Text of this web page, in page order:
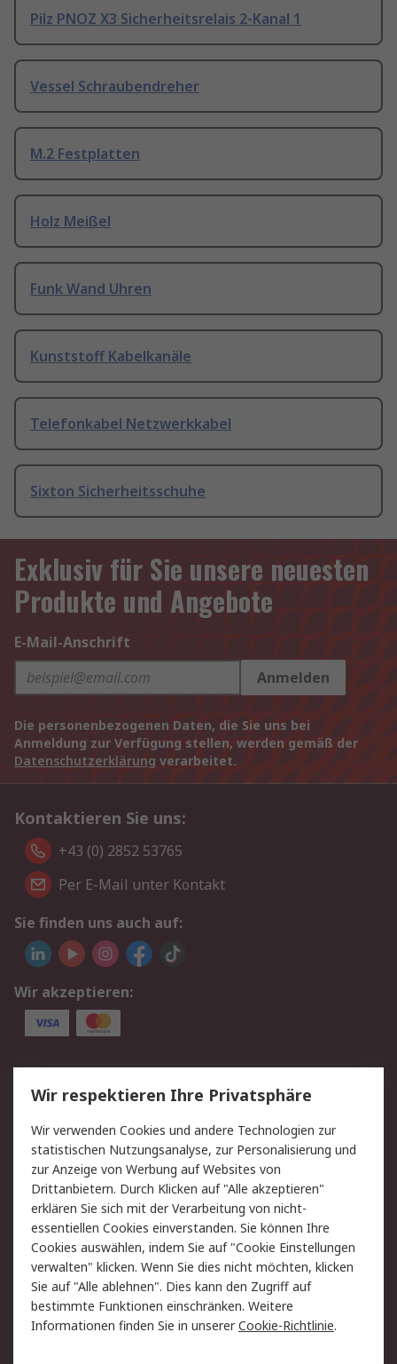
Pilz PNOZ X3 Sicherheitsrelais 2-Kanal 1
Vessel Schraubendreher
M.2 Festplatten
Holz Meißel
Funk Wand Uhren
Kunststoff Kabelkanäle
Telefonkabel Netzwerkkabel
Sixton Sicherheitsschuhe
Exklusiv für Sie unsere neuesten
Produkte und Angebote
E-Mail-Anschrift
Anmelden
Die personenbezogenen Daten, die Sie uns bei
Anmeldung zur Verfügung stellen, werden gemäß der
Datenschutzerklärung verarbeitet.
Kontaktieren Sie uns:
+43 (0) 2852 53765
Per E-Mail unter Kontakt
Sie finden uns auch auf:
Wir akzeptieren:
Service
Value Added Services
Lieferlösungen
Rücksendung/Entsorgung Kontakt
Hilfe
Rechtliches
RS Verkaufs- und
Lieferbedingungen
Datenschutz
Cookie-Richtlinie
Zahlungsbedingungen
Impressum
Webseite Konditionen
Wir respektieren Ihre Privatsphäre
Wir verwenden Cookies und andere Technologien zur
statistischen Nutzungsanalyse, zur Personalisierung und
zur Anzeige von Werbung auf Websites von
Drittanbietern. Durch Klicken auf "Alle akzeptieren"
erklären Sie sich mit der Verarbeitung von nicht-
essentiellen Cookies einverstanden. Sie können Ihre
Cookies auswählen, indem Sie auf "Cookie Einstellungen
verwalten" klicken. Wenn Sie dies nicht möchten, klicken
Sie auf "Alle ablehnen". Dies kann den Zugriff auf
bestimmte Funktionen einschränken. Weitere
Informationen finden Sie in unsererCookie-Richtlinie.